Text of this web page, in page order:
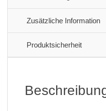
Zusätzliche Information
Produktsicherheit